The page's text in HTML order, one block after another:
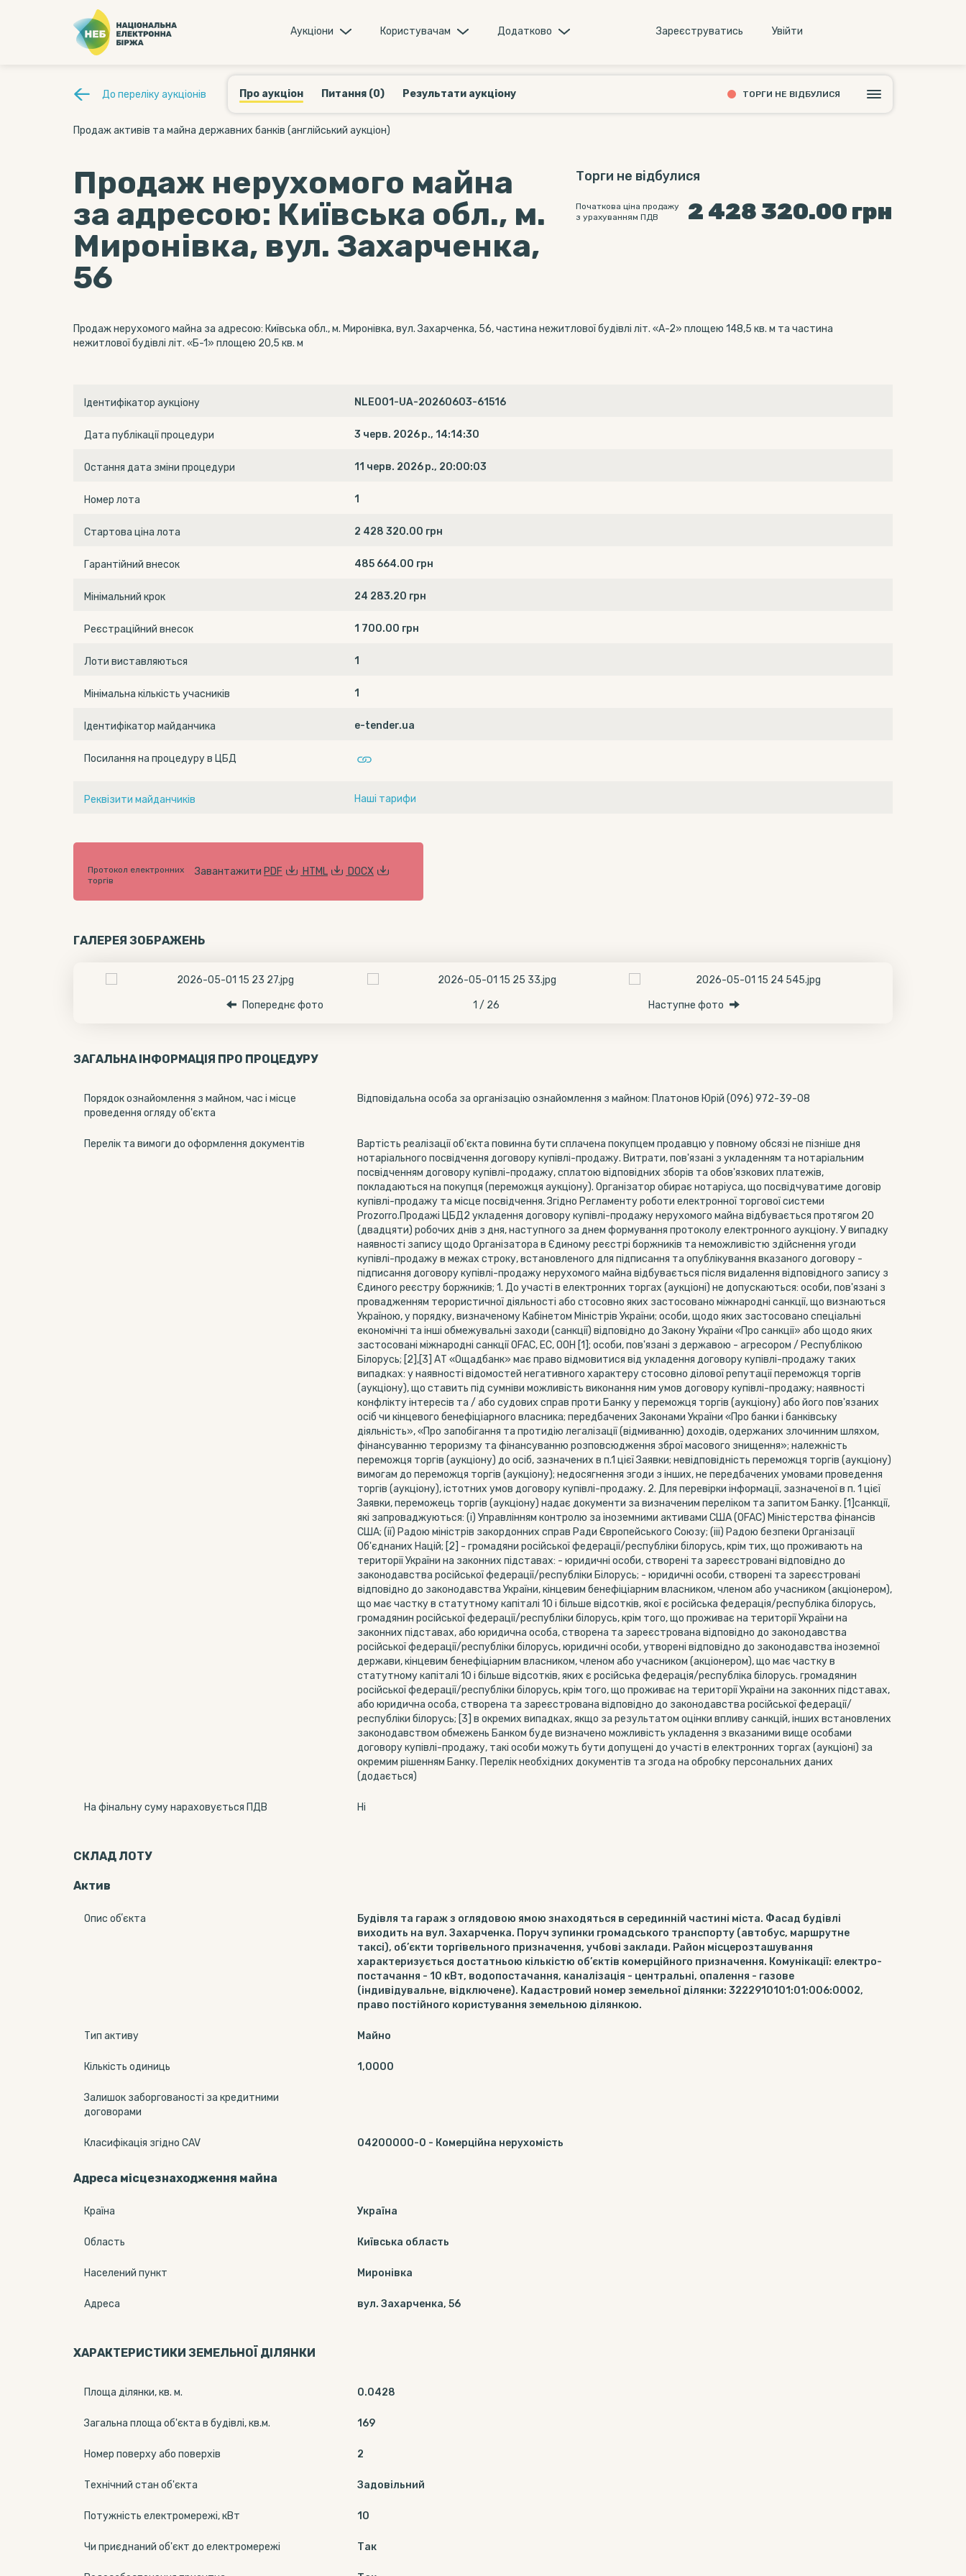
Аукцiони Користувачам Додатково Зареєструватись Увiйти
До переліку аукціонів Про аукціон Питання (0) Результати аукціону ТОРГИ НЕ ВІДБУЛИСЯ
Продаж активів та майна державних банків (англійський аукціон)
Продаж нерухомого майна
за адресою: Київська обл., м.
Миронівка, вул. Захарченка,
56
Торги не відбулися
Початкова ціна продажу
з урахуванням ПДВ
2 428 320.00 грн
Продаж нерухомого майна за адресою: Київська обл., м. Миронівка, вул. Захарченка, 56, частина нежитлової будівлі літ. «А-2» площею 148,5 кв. м та частина
нежитлової будівлі літ. «Б-1» площею 20,5 кв. м
Ідентифікатор аукціону NLE001-UA-20260603-61516
Дата публікації процедури 3 черв. 2026 р., 14:14:30
Остання дата зміни процедури 11 черв. 2026 р., 20:00:03
Номер лота 1
Стартова ціна лота 2 428 320.00 грн
Гарантійний внесок 485 664.00 грн
Мінімальний крок 24 283.20 грн
Реєстраційний внесок 1 700.00 грн
Лоти виставляються 1
Мінімальна кількість учасників 1
Ідентифікатор майданчика e-tender.ua
Посилання на процедуру в ЦБД
Реквізити майданчиків Наші тарифи
Протокол електронних
торгів
Завантажити PDF HTML DOCX
ГАЛЕРЕЯ ЗОБРАЖЕНЬ
Попереднє фото 1 / 26 Наступне фото
ЗАГАЛЬНА ІНФОРМАЦІЯ ПРО ПРОЦЕДУРУ
Порядок ознайомлення з майном, час і місце
проведення огляду об'єкта
Відповідальна особа за організацію ознайомлення з майном: Платонов Юрій (096) 972-39-08
Перелік та вимоги до оформлення документів
Вартість реалізації об'єкта повинна бути сплачена покупцем продавцю у повному обсязі не пізніше дня
нотаріального посвідчення договору купівлі-продажу. Витрати, пов'язані з укладенням та нотаріальним
посвідченням договору купівлі-продажу, сплатою відповідних зборів та обов'язкових платежів,
покладаються на покупця (переможця аукціону). Організатор обирає нотаріуса, що посвідчуватиме договір
купівлі-продажу та місце посвідчення. Згідно Регламенту роботи електронної торгової системи
Prozorro.Продажі ЦБД2 укладення договору купівлі-продажу нерухомого майна відбувається протягом 20
(двадцяти) робочих днів з дня, наступного за днем формування протоколу електронного аукціону. У випадку
наявності запису щодо Організатора в Єдиному реєстрі боржників та неможливістю здійснення угоди
купівлі-продажу в межах строку, встановленого для підписання та опублікування вказаного договору -
підписання договору купівлі-продажу нерухомого майна відбувається після видалення відповідного запису з
Єдиного реєстру боржників; 1. До участі в електронних торгах (аукціоні) не допускаються: особи, пов'язані з
провадженням терористичної діяльності або стосовно яких застосовано міжнародні санкції, що визнаються
Україною, у порядку, визначеному Кабінетом Міністрів України; особи, щодо яких застосовано спеціальні
економічні та інші обмежувальні заходи (санкції) відповідно до Закону України «Про санкції» або щодо яких
застосовані міжнародні санкції OFAC, EC, OOH [1]; особи, пов'язані з державою - агресором / Республікою
Білорусь; [2],[3] АТ «Ощадбанк» має право відмовитися від укладення договору купівлі-продажу таких
випадках: y наявності відомостей негативного характеру стосовно ділової репутації переможця торгів
(аукціону), що ставить під сумніви можливість виконання ним умов договору купівлі-продажу; наявності
конфлікту інтересів та / або судових справ проти Банку у переможця торгів (аукціону) або його пов'язаних
осіб чи кінцевого бенефіціарного власника; передбачених Законами України «Про банки і банківську
діяльність», «Про запобігання та протидію легалізації (відмиванню) доходів, одержаних злочинним шляхом,
фінансуванню тероризму та фінансуванню розповсюдження зброї масового знищення»; належність
переможця торгів (аукціону) до осіб, зазначених в п.1 цієї Заявки; невідповідність переможця торгів (аукціону)
вимогам до переможця торгів (аукціону); недосягнення згоди з інших, не передбачених умовами проведення
торгів (аукціону), істотних умов договору купівлі-продажу. 2. Для перевірки інформації, зазначеної в п. 1 цієї
Заявки, переможець торгів (аукціону) надає документи за визначеним переліком та запитом Банку. [1]санкції,
які запроваджуються: (і) Управлінням контролю за іноземними активами США (OFAC) Міністерства фінансів
США; (ії) Радою міністрів закордонних справ Ради Європейського Союзу; (iii) Радою безпеки Організації
Об'єднаних Націй; [2] - громадяни російської федерації/республіки білорусь, крім тих, що проживають на
території України на законних підставах: - юридичні особи, створені та зареєстровані відповідно до
законодавства російської федерації/республіки Білорусь; - юридичні особи, створені та зареєстровані
відповідно до законодавства України, кінцевим бенефіціарним власником, членом або учасником (акціонером),
що має частку в статутному капіталі 10 і більше відсотків, якої є російська федерація/республіка білорусь,
громадянин російської федерації/республіки білорусь, крім того, що проживає на території України на
законних підставах, або юридична особа, створена та зареєстрована відповідно до законодавства
російської федерації/республіки білорусь, юридичні особи, утворені відповідно до законодавства іноземної
держави, кінцевим бенефіціарним власником, членом або учасником (акціонером), що має частку в
статутному капіталі 10 і більше відсотків, яких є російська федерація/республіка білорусь. громадянин
російської федерації/республіки білорусь, крім того, що проживає на території України на законних підставах,
або юридична особа, створена та зареєстрована відповідно до законодавства російської федерації/
республіки білорусь; [3] в окремих випадках, якщо за результатом оцінки впливу санкцій, інших встановлених
законодавством обмежень Банком буде визначено можливість укладення з вказаними вище особами
договору купівлі-продажу, такі особи можуть бути допущені до участі в електронних торгах (аукціоні) за
окремим рішенням Банку. Перелік необхідних документів та згода на обробку персональних даних
(додається)
На фінальну суму нараховується ПДВ Ні
СКЛАД ЛОТУ
Актив
Опис обʼєкта
Будівля та гараж з оглядовою ямою знаходяться в серединній частині міста. Фасад будівлі
виходить на вул. Захарченка. Поруч зупинки громадського транспорту (автобус, маршрутне
таксі), об’єкти торгівельного призначення, учбові заклади. Район місцерозташування
характеризується достатньою кількістю об’єктів комерційного призначення. Комунікації: електро-
постачання - 10 кВт, водопостачання, каналізація - центральні, опалення - газове
(індивідувальне, відключене). Кадастровий номер земельної ділянки: 3222910101:01:006:0002,
право постійного користування земельною ділянкою.
Тип активу Майно
Кількість одиниць 1,0000
Залишок заборгованості за кредитними
договорами
Класифікація згідно CAV 04200000-0 - Комерційна нерухомість
Адреса місцезнаходження майна
Країна Україна
Область Київська область
Населений пункт Миронівка
Адреса вул. Захарченка, 56
ХАРАКТЕРИСТИКИ ЗЕМЕЛЬНОЇ ДІЛЯНКИ
Площа ділянки, кв. м. 0.0428
Загальна площа об'єкта в будівлі, кв.м. 169
Номер поверху або поверхів 2
Технічний стан об'єкта Задовільний
Потужність електромережі, кВт 10
Чи приєднаний об'єкт до електромережі Так